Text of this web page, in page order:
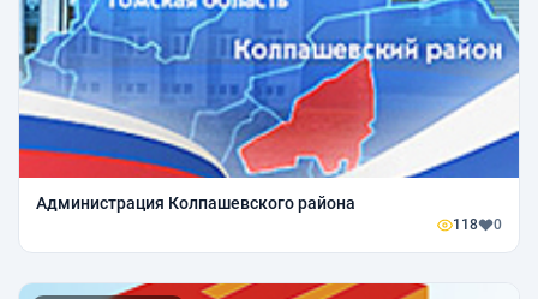
Администрация Колпашевского района
118 0